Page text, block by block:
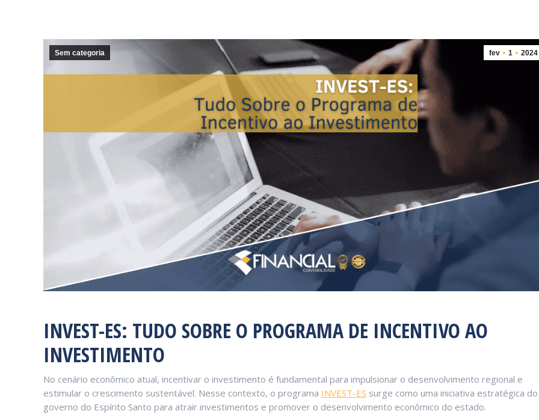
fev 1 2024
Sem categoria
INVEST-ES: TUDO SOBRE O PROGRAMA DE INCENTIVO AO
INVESTIMENTO
No cenário econômico atual, incentivar o investimento é fundamental para impulsionar o desenvolvimento regional e
estimular o crescimento sustentável. Nesse contexto, o programa INVEST-ES surge como uma iniciativa estratégica do
governo do Espírito Santo para atrair investimentos e promover o desenvolvimento econômico do estado.